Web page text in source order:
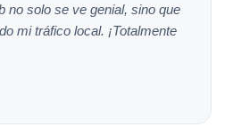
no solo se ve genial, sino que
mi tráfico local. ¡Totalmente